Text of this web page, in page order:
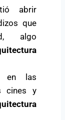
abrir
que
algo
en las
cines y